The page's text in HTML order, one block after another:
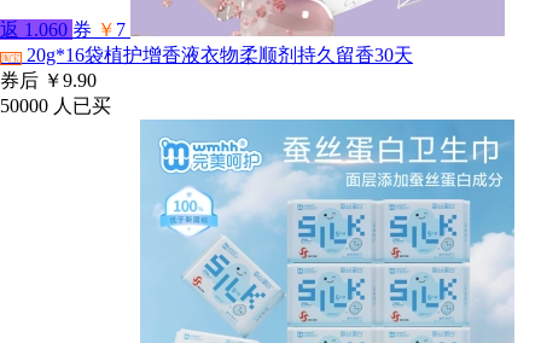
返 1.060 券 ￥ 7
淘宝
20g*16袋植护增香液衣物柔顺剂持久留香30天
券后 ￥9.90
50000 人已买